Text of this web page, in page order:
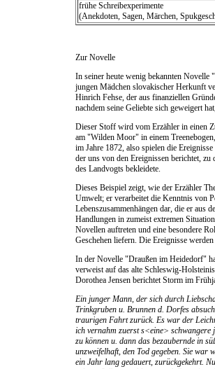
frühe Schreibexperimente
(Anekdoten, Sagen, Märchen,
Zur Novelle
In seiner heute wenig bekannten
jungen Mädchen slovakischer Herkunft
Hinrich Fehse, der aus finanziellen
nachdem seine Geliebte sich geweigert
Dieser Stoff wird vom Erzähler in einen
am "Wilden Moor" in einem
im Jahre 1872, also spielen die
der uns von den Ereignissen berichtet,
des Landvogts bekleidete.
Dieses Beispiel zeigt, wie der Erzähler
Umwelt; er verarbeitet die Kenntnis von
Lebenszusammenhängen dar, die er aus
Handlungen in zumeist extremen
Novellen auftreten und eine besondere
Geschehen liefern. Die Ereignisse
In der Novelle "Draußen im Heidedorf"
verweist auf das alte Schleswig-
Dorothea Jensen berichtet Storm im
Ein junger Mann, der sich durch
Trinkgruben u. Brunnen d. Dorfes
traurigen Fahrt zurück. Es war der
ich vernahm zuerst s<eine> schwangere
zu können u. dann das bezaubernde in
unzweifelhaft, den Tod gegeben. Sie
ein Jahr lang gedauert, zurückgekehrt.